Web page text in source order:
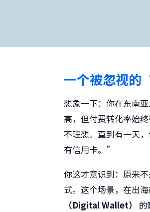
一个被忽视的
想象一下：你在东南
高，但付费转化率始
不理想。直到有一天
有信用卡。”
你这才意识到：原来
式。这个场景，在出
（Digital Wallet）
的